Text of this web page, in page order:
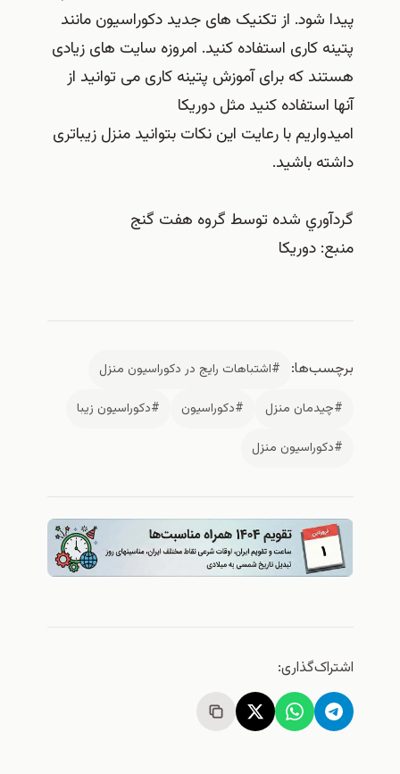
پیدا شود. از تکنیک های جدید دکوراسیون مانند
پتینه کاری استفاده کنید. امروزه سایت های زیادی
هستند که برای آموزش پتینه کاری می توانید از
آنها استفاده کنید مثل دوریکا
امیدواریم با رعایت این نکات بتوانید منزل زیباتری
داشته باشید.
گردآوري شده توسط گروه هفت گنج
منبع: دوریکا
برچسب‌ها:
#اشتباهات رايج در دكوراسيون منزل
#چيدمان منزل
#دكوراسيون
#دكوراسيون زيبا
#دكوراسيون منزل
اشتراک‌گذاری: